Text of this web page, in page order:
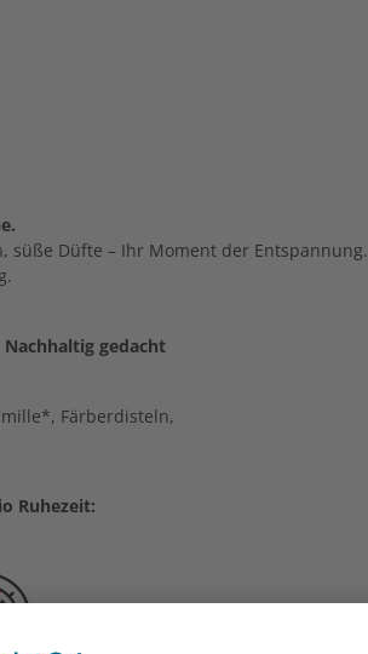
süße Düfte – Ihr Moment der Entspannung.
Nachhaltig gedacht
Färberdisteln,
Ruhezeit: